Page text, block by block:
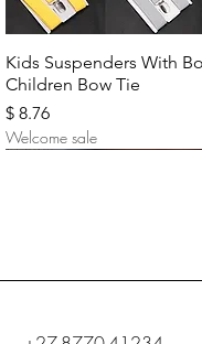
Aperçu rapide
Kids Suspenders With
Children Bow Tie
Prix
$ 8.76
Welcome sale